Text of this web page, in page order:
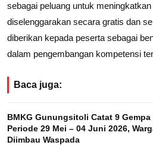
sebagai peluang untuk
diselenggarakan secara gratis dan
diberikan kepada peserta sebagai
dalam pengembangan kompetensi
Baca juga:
BMKG Gunungsitoli Catat 9 Gempa
Periode 29 Mei – 04 Juni 2026,
Diimbau Waspada